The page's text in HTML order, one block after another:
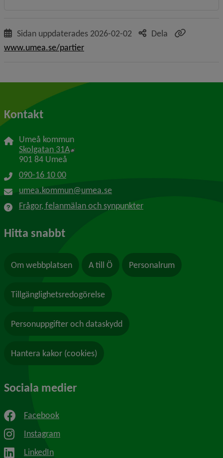
Sidan uppdaterades 2026-02-02
Dela
www.umea.se/partier
Kontakt
Umeå kommun
Skolgatan 31A Länk till annan webbplats, öppnas i nytt
901 84 Umeå
090-16 10 00
umea.kommun@umea.se
Frågor, felanmälan och synpunkter
Hitta snabbt
Om webbplatsen A till Ö Personalrum
Tillgänglighetsredogörelse
Personuppgifter och dataskydd
Hantera kakor (cookies)
Sociala medier
Facebook
Instagram
LinkedIn